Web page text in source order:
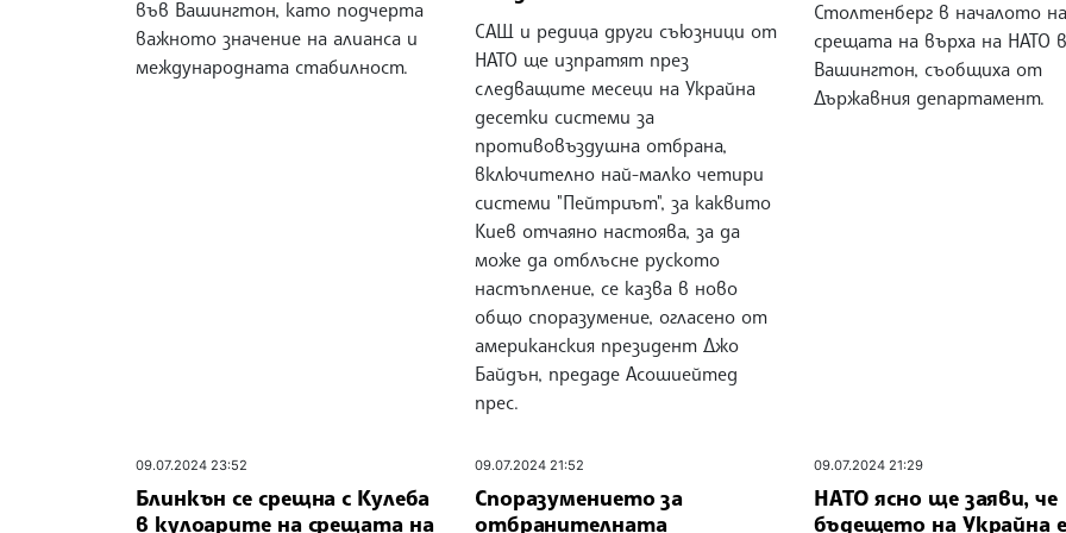
във Вашингтон, като подчерта
важното значение на алианса и
международната стабилност.
САЩ и редица други съюзници от
НАТО ще изпратят през
следващите месеци на Украйна
десетки системи за
противовъздушна отбрана,
включително най-малко четири
системи "Пейтриът", за каквито
Киев отчаяно настоява, за да
може да отблъсне руското
настъпление, се казва в ново
общо споразумение, огласено от
американския президент Джо
Байдън, предаде Асошиейтед
прес.
Столтенберг в началото на
срещата на върха на НАТО
Вашингтон, съобщиха от
Държавния департамент.
09.07.2024 23:52
Блинкън се срещна с Кулеба
в кулоарите на срещата на
09.07.2024 21:52
Споразумението за
отбранителната
09.07.2024 21:29
НАТО ясно ще заяви, че
бъдещето на Украйна